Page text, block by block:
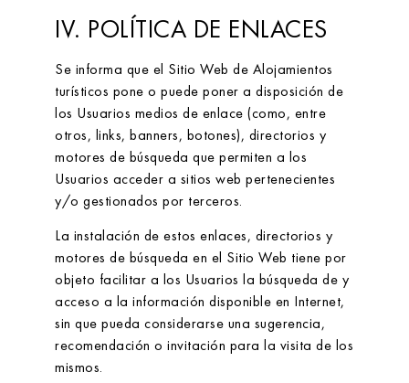
IV. POLÍTICA DE ENLACES
Se informa que el Sitio Web de Alojamientos
turísticos pone o puede poner a disposición de
los Usuarios medios de enlace (como, entre
otros, links, banners, botones), directorios y
motores de búsqueda que permiten a los
Usuarios acceder a sitios web pertenecientes
y/o gestionados por terceros.
La instalación de estos enlaces, directorios y
motores de búsqueda en el Sitio Web tiene por
objeto facilitar a los Usuarios la búsqueda de y
acceso a la información disponible en Internet,
sin que pueda considerarse una sugerencia,
recomendación o invitación para la visita de los
mismos.